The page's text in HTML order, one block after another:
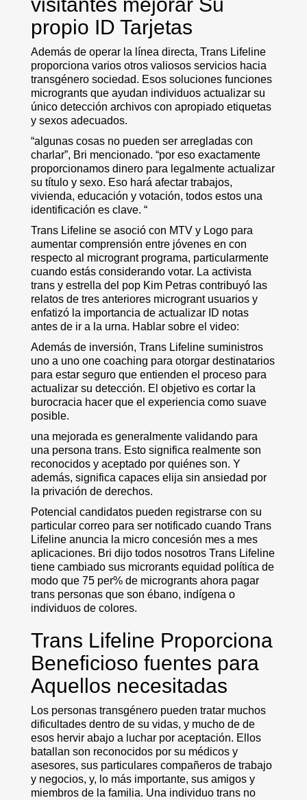
propio ID Tarjetas
Además de operar la línea directa, Trans Lifeline
proporciona varios otros valiosos servicios hacia
transgénero sociedad. Esos soluciones funciones
microgrants que ayudan individuos actualizar su
único detección archivos con apropiado etiquetas
y sexos adecuados.
“algunas cosas no pueden ser arregladas con
charlar”, Bri mencionado. “por eso exactamente
proporcionamos dinero para legalmente actualizar
su título y sexo. Eso hará afectar trabajos,
vivienda, educación y votación, todos estos una
identificación es clave. “
Trans Lifeline se asoció con MTV y Logo para
aumentar comprensión entre jóvenes en con
respecto al microgrant programa, particularmente
cuando estás considerando votar. La activista
trans y estrella del pop Kim Petras contribuyó las
relatos de tres anteriores microgrant usuarios y
enfatizó la importancia de actualizar ID notas
antes de ir a la urna. Hablar sobre el video:
Además de inversión, Trans Lifeline suministros
uno a uno one coaching para otorgar destinatarios
para estar seguro que entienden el proceso para
actualizar su detección. El objetivo es cortar la
burocracia hacer que el experiencia como suave
posible.
una mejorada es generalmente validando para
una persona trans. Esto significa realmente son
reconocidos y aceptado por quiénes son. Y
además, significa capaces elija sin ansiedad por
la privación de derechos.
Potencial candidatos pueden registrarse con su
particular correo para ser notificado cuando Trans
Lifeline anuncia la micro concesión mes a mes
aplicaciones. Bri dijo todos nosotros Trans Lifeline
tiene cambiado sus microrants equidad política de
modo que 75 per% de microgrants ahora pagar
trans personas que son ébano, indígena o
individuos de colores.
Trans Lifeline Proporciona
Beneficioso fuentes para
Aquellos necesitadas
Los personas transgénero pueden tratar muchos
dificultades dentro de su vidas, y mucho de de
esos hervir abajo a luchar por aceptación. Ellos
batallan son reconocidos por su médicos y
asesores, sus particulares compañeros de trabajo
y negocios, y, lo más importante, sus amigos y
miembros de la familia. Una individuo trans no